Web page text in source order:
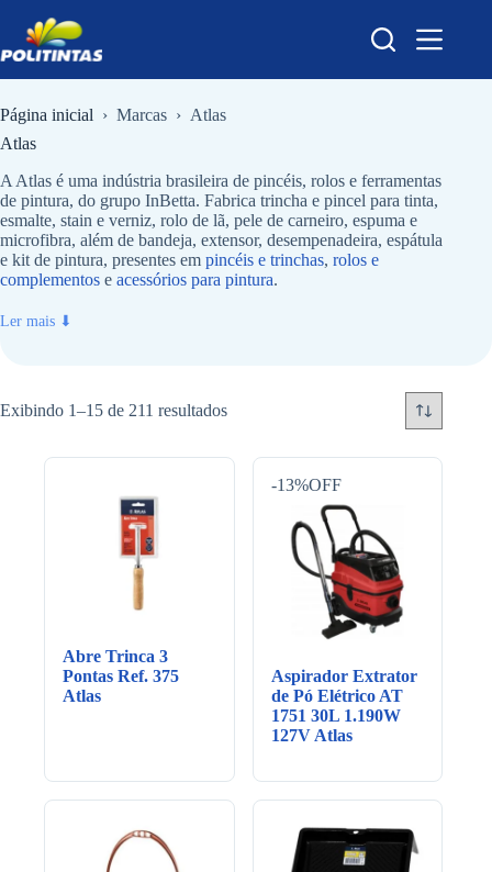
para
o
conteúdo
Página inicial › Marcas › Atlas
Atlas
A Atlas é uma indústria brasileira de pincéis, rolos e ferramentas
de pintura, do grupo InBetta. Fabrica trincha e pincel para tinta,
esmalte, stain e verniz, rolo de lã, pele de carneiro, espuma e
microfibra, além de bandeja, extensor, desempenadeira, espátula
e kit de pintura, presentes em pincéis e trinchas, rolos e
complementos e acessórios para pintura.
Ler mais ⬇
Exibindo 1–15 de 211 resultados
Abre Trinca 3
Pontas Ref. 375
Atlas
-13%OFF
Aspirador Extrator
de Pó Elétrico AT
1751 30L 1.190W
127V Atlas